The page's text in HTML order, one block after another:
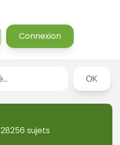
Connexion
Rechercher
28256 sujets